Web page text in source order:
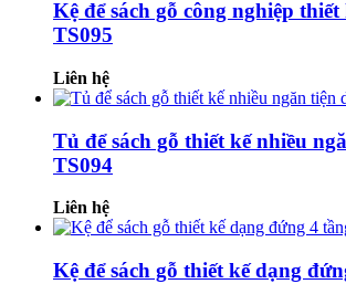
Kệ để sách gỗ công nghiệp
TS095
Liên hệ
Tủ để sách gỗ thiết kế nhiều
TS094
Liên hệ
Kệ để sách gỗ thiết kế dạng